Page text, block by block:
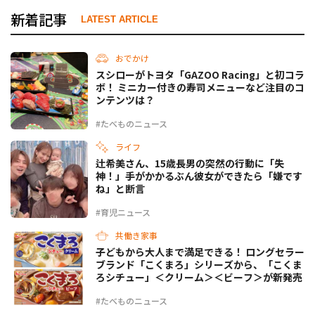
新着記事 LATEST ARTICLE
おでかけ
#たべものニュース
スシローがトヨタ「GAZOO Racing」と初コラ
ボ！ ミニカー付きの寿司メニューなど注目のコ
ンテンツは？
ライフ
#育児ニュース
辻希美さん、15歳長男の突然の行動に「失
神！」手がかかるぶん彼女ができたら「嫌です
ね」と断言
共働き家事
#たべものニュース
子どもから大人まで満足できる！ ロングセラー
ブランド「こくまろ」シリーズから、「こくま
ろシチュー」＜クリーム＞＜ビーフ＞が新発売